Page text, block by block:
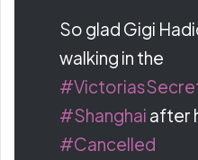
So glad Gigi
walking in the
#Shanghai after
#Cancelled